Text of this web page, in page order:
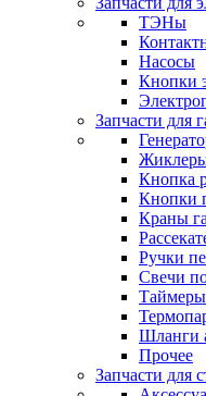
ТЭНы
Насосы
Кнопки
Запчасти для
Кнопка
Кнопки
Краны
Ручки
Свечи
Таймеры
Шланги
Прочее
Запчасти для